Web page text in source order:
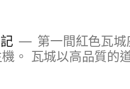
第一間紅色瓦
。 瓦城以高品質的